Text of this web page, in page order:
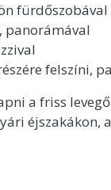
fürdőszobával
panorámával
felszíni,
a friss
éjszakákon,